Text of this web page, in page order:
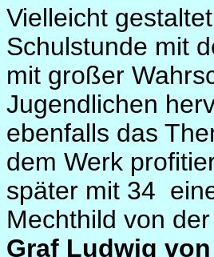
Vielleicht
Schulstunde mit
mit großer
Jugendlichen
ebenfalls das
dem Werk
später mit 34
Mechthild von
Graf Ludwig